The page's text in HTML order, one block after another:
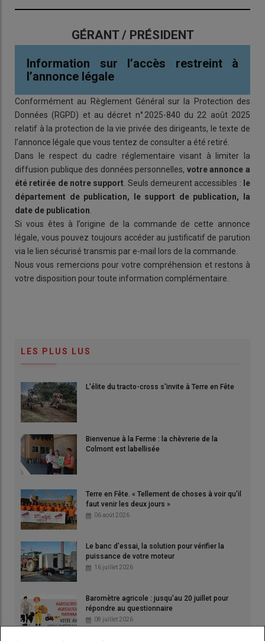
GÉRANT / PRÉSIDENT
Information sur l’accès restreint à
l’annonce légale
Conformément au Règlement Général sur la Protection des
Données (RGPD) et au décret n° 2025-840 du 22 août 2025
relatif à la protection de la vie privée des dirigeants, le texte de
l’annonce légale que vous tentez de consulter a été retiré.
Dans le respect du cadre réglementaire visant à limiter la
diffusion publique des données personnelles, votre annonce a
été retirée de notre support. Seuls demeurent accessibles : le
département de publication, le support de publication, la
date de publication.
Si vous êtes à l’origine de la commande de cette annonce
légale, vous pouvez toujours accéder au justificatif de parution
via le lien sécurisé transmis par e-mail lors de la commande.
Nous vous remercions pour votre compréhension et restons à
votre disposition pour toute information complémentaire.
LES PLUS LUS
L'élite du tracto-cross s'invite à Terre en Fête
Bienvenue à la Ferme : la chèvrerie de la
Colmont est labellisée
Terre en Fête. « Tellement de choses à voir qu'il
faut venir les deux jours »
06 août 2026
Le banc d'essai, la solution pour vérifier la
puissance de votre moteur
16 juillet 2026
Baromètre agricole : jusqu'au 20 juillet pour
répondre au questionnaire
08 juillet 2026